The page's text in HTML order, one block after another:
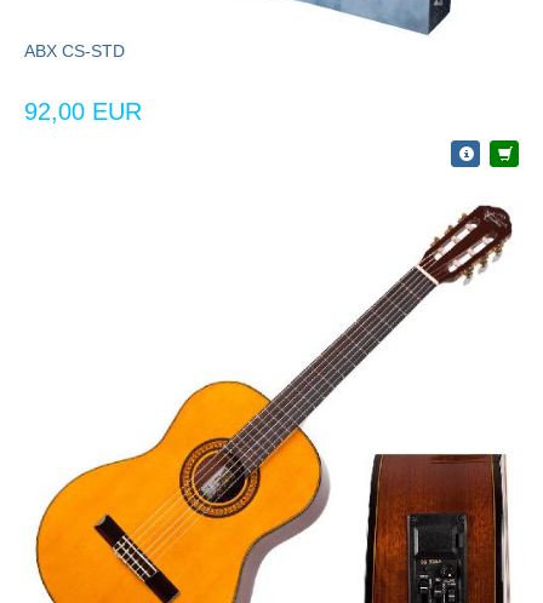
ABX CS-STD
92,00 EUR